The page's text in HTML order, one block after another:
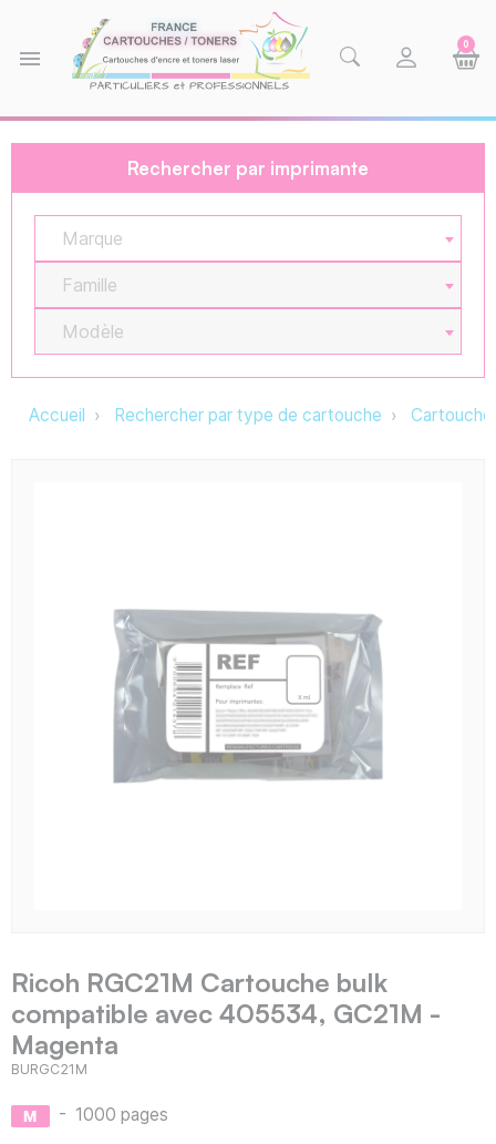
menu
0
Rechercher par imprimante
Marque
Famille
Modèle
Accueil Rechercher par type de cartouche
Ricoh RGC21M Cartouche bulk
compatible avec 405534, GC21M -
Magenta
BURGC21M
- 1000 pages